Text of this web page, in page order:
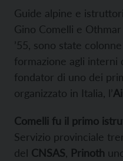
Guide alpine e
Gino Comelli e Othmar
’55, sono state
formazione agli interni
fondator di uno dei
organizzato in Italia, l’
Comelli fu il primo
Servizio provinciale
del CNSAS Prinoth